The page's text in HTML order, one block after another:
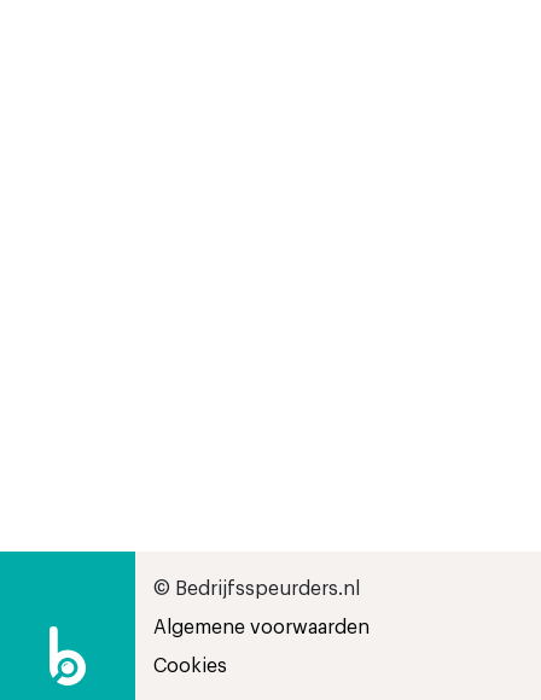
© Bedrijfsspeurders.nl
Algemene voorwaarden
Cookies